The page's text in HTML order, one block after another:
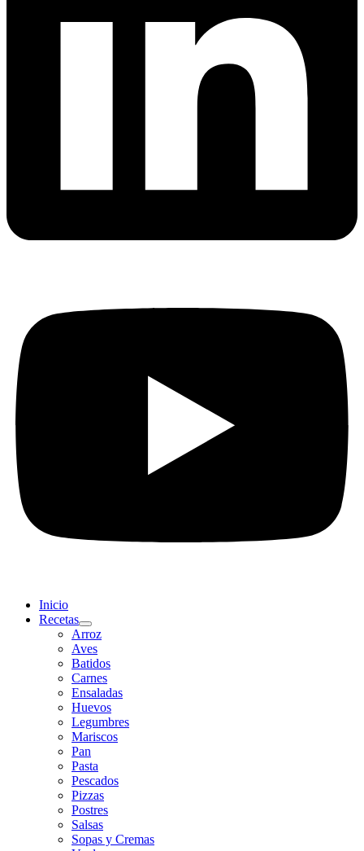
Inicio
Recetas
Arroz
Aves
Batidos
Carnes
Ensaladas
Huevos
Legumbres
Mariscos
Pan
Pasta
Pescados
Pizzas
Postres
Salsas
Sopas y Cremas